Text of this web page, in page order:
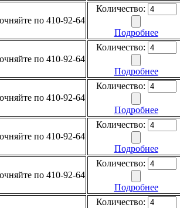
по 410-92-64
Количество:
Подробнее
по 410-92-64
Количество:
Подробнее
по 410-92-64
Количество:
Подробнее
по 410-92-64
Количество:
Подробнее
по 410-92-64
Количество:
Подробнее
Количество: